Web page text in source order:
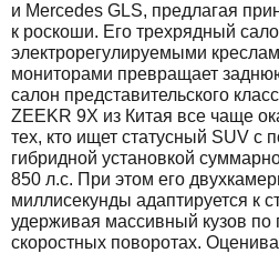
и Mercedes GLS, предлагая
к роскоши. Его трехрядный
электрорегулируемыми
мониторами превращает
салон представительского
ZEEKR 9X из Китая все чаще
тех, кто ищет статусный SUV с
гибридной установкой
850 л.с. При этом его
миллисекунды адаптируется к
удерживая массивный кузов по
скоростных поворотах.